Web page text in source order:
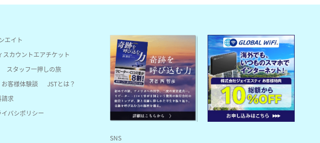
エイト
スカウントエアチケット
スタッフ一押しの旅
お客様体験談
JSTとは？
請求
イバシポリシー
SNS